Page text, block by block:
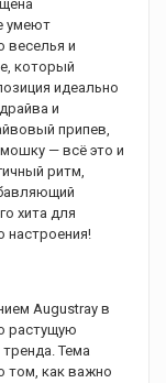
умеют
веселья и
который
идеально
и
припев,
— всё это и
ритм,
хита для
настроения!
Augustray в
растущую
Тема
том, как важно